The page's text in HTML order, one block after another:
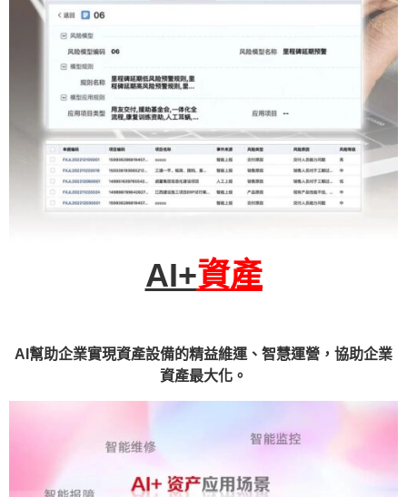
AI+資產
AI幫助企業實現資產設備的精益維運、智慧運營，協助企業
資產最大化。